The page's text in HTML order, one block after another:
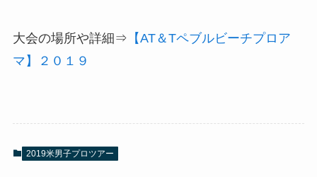
大会の場所や詳細⇒ 【AT＆Tペブルビーチプロア
マ】２０１９
2019米男子プロツアー